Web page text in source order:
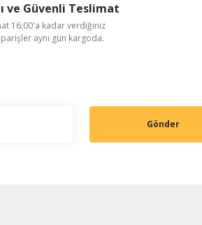
ve Güvenli Teslimat
16:00'a kadar verdiğiniz
aynı gün kargoda.
Gönder